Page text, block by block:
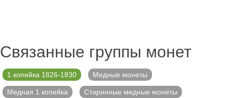
Связанные группы монет
1 копейка 1826-1830 Медные монеты
Медная 1 копейка Старинные медные монеты